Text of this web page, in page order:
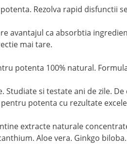
Rezolva rapid disfunctii
avantajul ca absorbtia
mai tare.
potenta 100% natural.
Studiate si testate ani de zile.
potenta cu rezultate
extracte naturale
Aloe vera. Ginkgo